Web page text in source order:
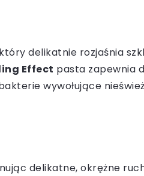
delikatnie rozjaśnia
Effect pasta zapewnia
wywołujące
delikatne, okrężne